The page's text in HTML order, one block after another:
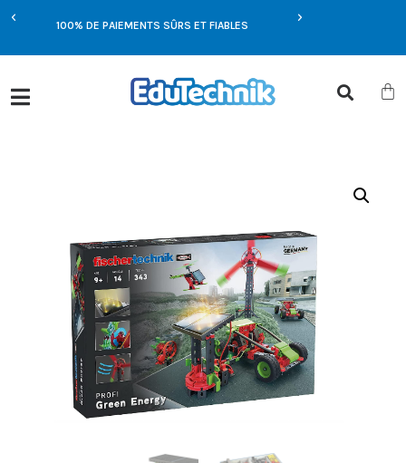
100% DE PAIEMENTS SÛRS ET FIABLES